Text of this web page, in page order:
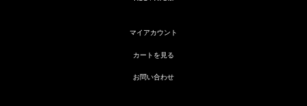
マイアカウント
カートを見る
お問い合わせ